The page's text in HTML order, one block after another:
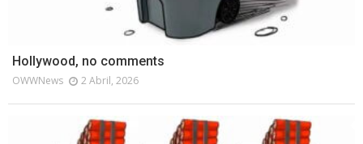
Hollywood, no comments
OWWNews 2 Abril, 2026